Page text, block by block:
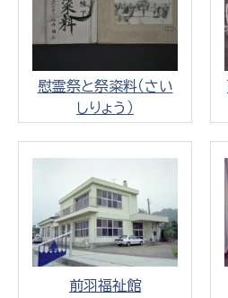
慰霊祭と祭粢料（さい
しりょう）
前羽福祉館